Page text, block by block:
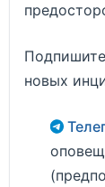
новых